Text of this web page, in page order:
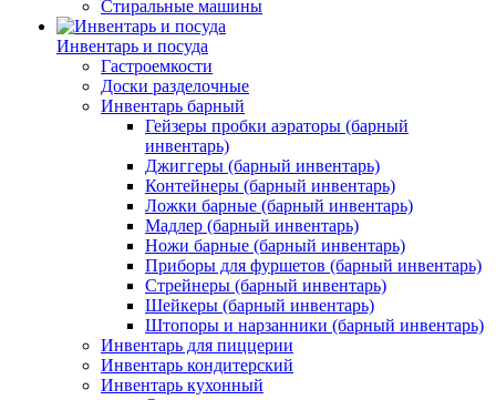
Стиральные машины
Инвентарь и посуда
Гастроемкости
Доски разделочные
Инвентарь барный
Гейзеры пробки аэраторы (барный
инвентарь)
Джиггеры (барный инвентарь)
Контейнеры (барный инвентарь)
Ложки барные (барный инвентарь)
Мадлер (барный инвентарь)
Ножи барные (барный инвентарь)
Приборы для фуршетов (барный инвентарь)
Стрейнеры (барный инвентарь)
Шейкеры (барный инвентарь)
Штопоры и нарзанники (барный инвентарь)
Инвентарь для пиццерии
Инвентарь кондитерский
Инвентарь кухонный